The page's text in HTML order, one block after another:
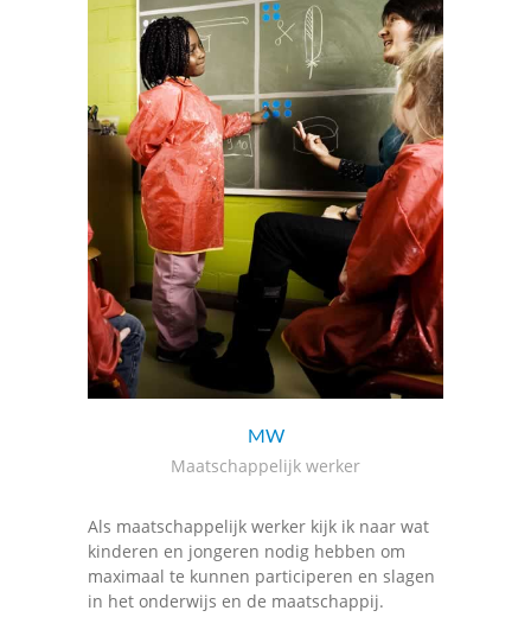
MW
Maatschappelijk werker
Als maatschappelijk werker kijk ik naar wat
kinderen en jongeren nodig hebben om
maximaal te kunnen participeren en slagen
in het onderwijs en de maatschappij.